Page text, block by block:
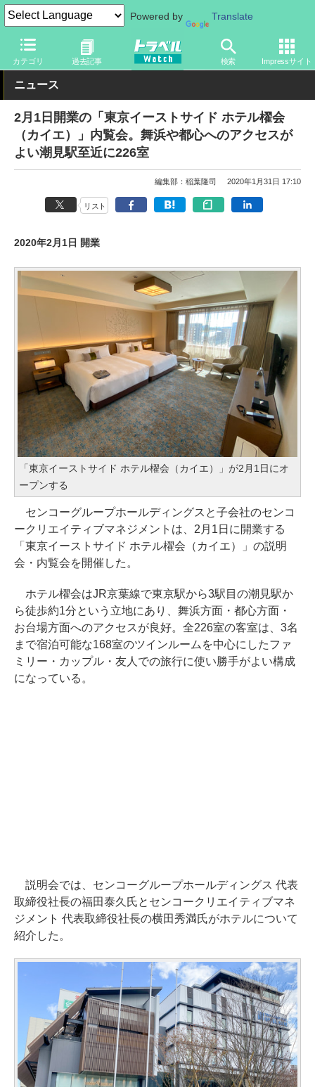
Powered by Translate
カテゴリ 過去記事 検索 Impressサイト
トラベル Watch 地域 国内旅行 東京
ニュース
2月1日開業の「東京イーストサイド ホテル櫂会
（カイエ）」内覧会。舞浜や都心へのアクセスが
よい潮見駅至近に226室
編集部：稲葉隆司 2020年1月31日 17:10
リスト
2020年2月1日 開業
「東京イーストサイド ホテル櫂会（カイエ）」が2月1日にオ
ープンする
センコーグループホールディングスと子会社のセンコ
ークリエイティブマネジメントは、2月1日に開業する
「東京イーストサイド ホテル櫂会（カイエ）」の説明
会・内覧会を開催した。
ホテル櫂会はJR京葉線で東京駅から3駅目の潮見駅か
ら徒歩約1分という立地にあり、舞浜方面・都心方面・
お台場方面へのアクセスが良好。全226室の客室は、3名
まで宿泊可能な168室のツインルームを中心にしたファ
ミリー・カップル・友人での旅行に使い勝手がよい構成
になっている。
説明会では、センコーグループホールディングス 代表
取締役社長の福田泰久氏とセンコークリエイティブマネ
ジメント 代表取締役社長の横田秀満氏がホテルについて
紹介した。